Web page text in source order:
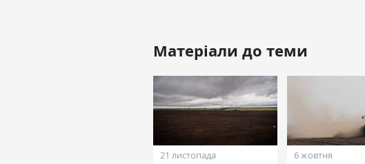
Матеріали до теми
21 листопада 6 жовтня